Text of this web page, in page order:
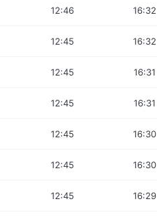
12:46 16:32
12:45 16:32
12:45 16:31
12:45 16:31
12:45 16:30
12:45 16:30
12:45 16:29